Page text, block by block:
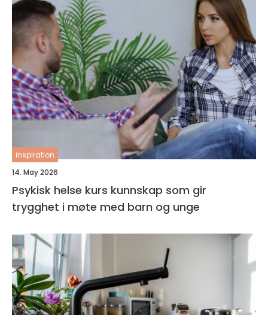
inspiration
14. May 2026
Psykisk helse kurs kunnskap som gir
trygghet i møte med barn og unge